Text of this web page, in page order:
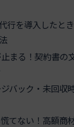
行を導入したと
まる！契約書の
バック・未回収
てない！高額商